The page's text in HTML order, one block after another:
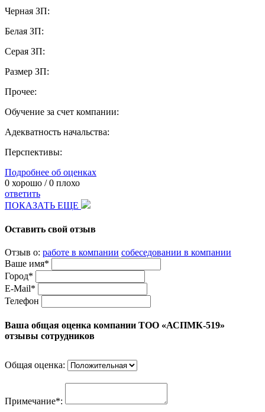
Черная ЗП:
Белая ЗП:
Серая ЗП:
Размер ЗП:
Прочее:
Обучение за счет компании:
Адекватность начальства:
Перспективы:
Подробнее об оценках
0 хорошо /0 плохо
ответить
ПОКАЗАТЬ ЕЩЕ
Оставить свой отзыв
Отзыв о: работе в компании собеседовании в компании
Ваше имя*
Город*
E-Mail*
Телефон
Ваша общая оценка компании ТОО «АСПМК-519»
отзывы сотрудников
Общая оценка:
Примечание*: